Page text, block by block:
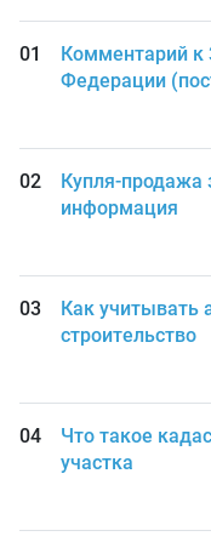
Комментарий к
Федерации
Купля-продажа
информация
Как учитывать
строительство
Что такое
участка